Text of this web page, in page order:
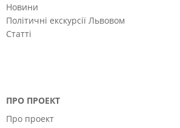
Новини
Політичні екскурсії Львовом
Статті
ПРО ПРОЕКТ
Про проект